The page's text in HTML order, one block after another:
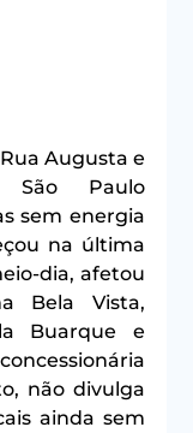
Augusta e
Paulo
sem energia
na última
dia, afetou
Bela Vista,
Buarque e
não divulga
ainda sem